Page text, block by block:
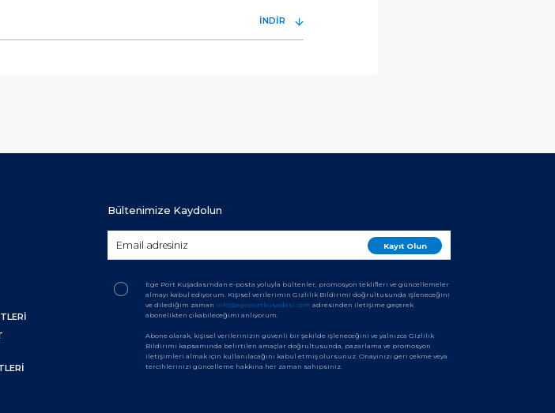
İNDİR
Bültenimize Kaydolun
Ege Port Kuşadası'ndan e-posta yoluyla bültenler, promosyon teklifleri ve güncellemeler
almayı kabul ediyorum. Kişisel verilerimin Gizlilik Bildirimi doğrultusunda işleneceğini
ve dilediğim zaman info@egeportkusadasi.com adresinden iletişime geçerek
abonelikten çıkabileceğimi anlıyorum.
Abone olarak, kişisel verilerinizin güvenli bir şekilde işleneceğini ve yalnızca Gizlilik
Bildirimi kapsamında belirtilen amaçlar doğrultusunda, pazarlama ve promosyon
iletişimleri almak için kullanılacağını kabul etmiş olursunuz. Onayınızı geri çekme veya
tercihlerinizi güncelleme hakkına her zaman sahipsiniz.